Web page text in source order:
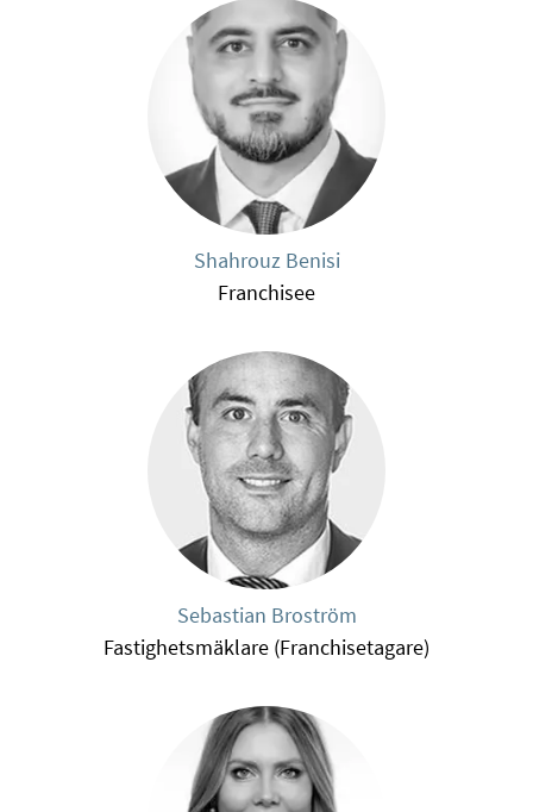
Shahrouz Benisi
Franchisee
Sebastian Broström
Fastighetsmäklare (Franchisetagare)